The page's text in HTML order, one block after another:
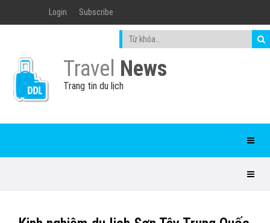
Login Subscribe
Travel News
Trang tin du lịch